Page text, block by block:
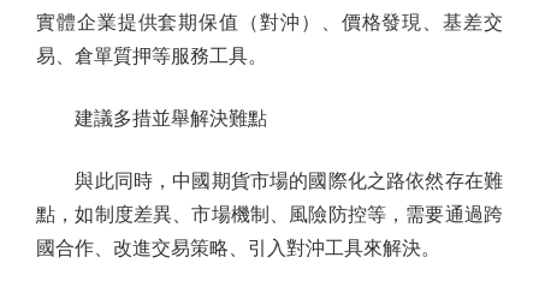
實體企業提供套期保值（對沖）、價格發現、基差交
易、倉單質押等服務工具。
建議多措並舉解決難點
與此同時，中國期貨市場的國際化之路依然存在難
點，如制度差異、市場機制、風險防控等，需要通過跨
國合作、改進交易策略、引入對沖工具來解決。